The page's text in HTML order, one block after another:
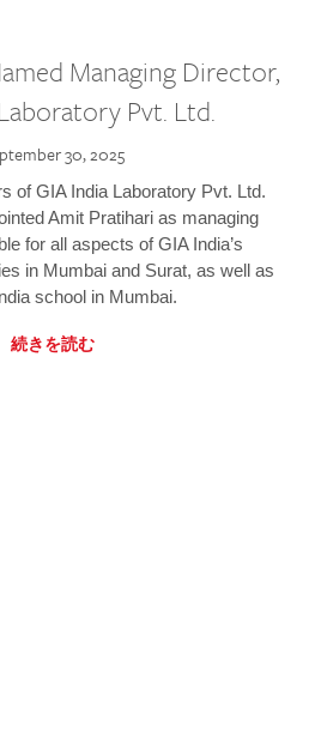
Managing Director,
Pvt. Ltd.
30, 2025
of GIA India Laboratory Pvt. Ltd.
Amit Pratihari as managing
for all aspects of GIA India’s
in Mumbai and Surat, as well as
school in Mumbai.
続きを読む